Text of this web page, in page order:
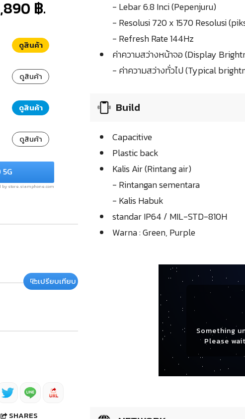
฿.
ดูสินค้า
ดูสินค้า
ดูสินค้า
ดูสินค้า
by store.siamphone.com
เปรียบเทียบ
SHARES
- Lebar 6.8 Inci (Pepenjuru)
- Resolusi 720 x 1570 Resolusi
- Refresh Rate 144Hz
ค่าความสว่างหน้าจอ (Display
- ค่าความสว่างทั่วไป (Typical
Build
Capacitive
Plastic back
Kalis Air (Rintang air)
- Rintangan sementara
- Kalis Habuk
standar IP64 / MIL-STD-810H
Warna : Green, Purple
Something
Please